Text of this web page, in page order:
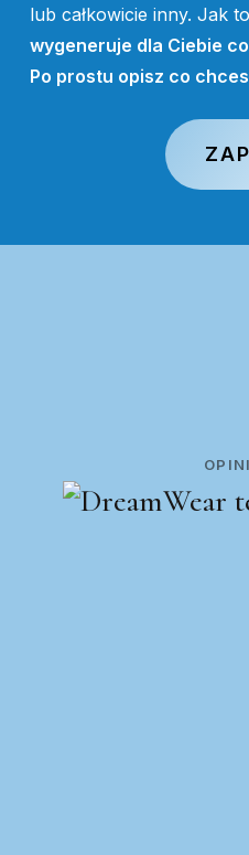
lub całkowicie inny. Jak
wygeneruje dla Ciebie
Po prostu opisz co